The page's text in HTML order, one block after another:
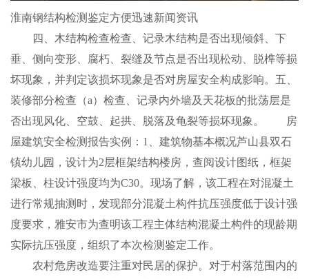
淮南钢结构检测鉴定方便迅速新闻资讯
四、木结构检查检查、记录木结构是否出现倾斜、下
垂、侧向变形、腐朽、裂缝及节点是否出现松动、脱榫等损
坏现象，并判定该损坏现象是否对房屋安全构成影响。五、
装修部分检查（a）检查、记录内外墙及天花板的批荡层是
否出现风化、空鼓、起拱、脱落及龟裂等损坏现象。 房
屋建筑安全检测报告实例：1、建筑物基本概况芦山县双石
镇幼儿园，设计为2层框架结构楼房，查阅设计图纸，框架
梁板、柱设计强度均为C30。现场了解，该工程在对混凝土
进行常规抽测时，发现部分混凝土构件抗压强度低于设计强
度要求，雅安市为查明该工程主体结构混凝土构件的现龄期
实际抗压强度，组织了本次检测鉴定工作。
农村危房改造要注重对民居的保护。对于村落范围内的